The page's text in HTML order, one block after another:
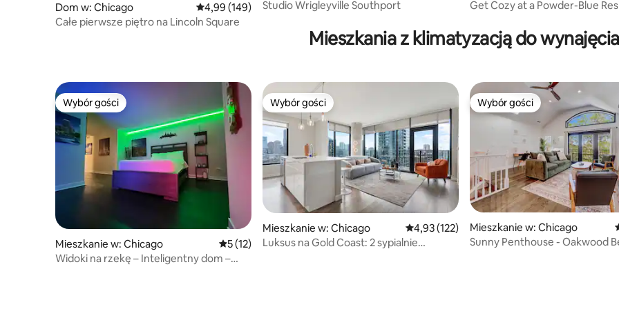
Dom w: Chicago Średnia ocena: 4,99 na 5, liczba recenzji: 149
4,99 (149)
Całe pierwsze piętro na Lincoln Square
Studio Wrigleyville Southport
Get Cozy at a Powder-Blue
Mieszkania z klimatyzacją do wynajęcia
Wybór gości
Wybór gości
Mieszkanie w: Chicago Średnia ocena: 5 na 5, liczba recenzji: 12
5 (12)
Widoki na rzekę – Inteligentny dom –
Wybór gości
Wybór gości
Mieszkanie w: Chicago Średnia ocena: 4,93 na 5, liczba recenzji: 122
4,93 (122)
Luksus na Gold Coast: 2 sypialnie
Wybór gości
Wybór gości
Mieszkanie w: Chicago
Sunny Penthouse - Oakwood